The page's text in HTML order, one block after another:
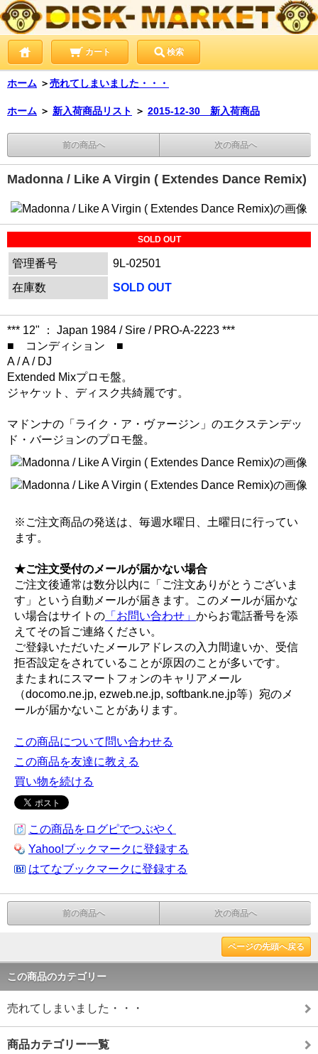
カート 検索
ホーム ＞売れてしまいました・・・
ホーム ＞ 新入荷商品リスト ＞ 2015-12-30 新入荷商品
前の商品へ 次の商品へ
Madonna / Like A Virgin ( Extendes Dance Remix)
SOLD OUT
管理番号
9L-02501
在庫数
SOLD OUT
*** 12" ： Japan 1984 / Sire / PRO-A-2223 ***
■ コンディション ■
A / A / DJ
Extended Mixプロモ盤。
ジャケット、ディスク共綺麗です。
マドンナの「ライク・ア・ヴァージン」のエクステンデッ
ド・バージョンのプロモ盤。
※ご注文商品の発送は、毎週水曜日、土曜日に行ってい
ます。
★ご注文受付のメールが届かない場合
ご注文後通常は数分以内に「ご注文ありがとうございま
す」という自動メールが届きます。このメールが届かな
い場合はサイトの 「お問い合わせ」 からお電話番号を添
えてその旨ご連絡ください。
ご登録いただいたメールアドレスの入力間違いか、受信
拒否設定をされていることが原因のことが多いです。
またまれにスマートフォンのキャリアメール
（docomo.ne.jp, ezweb.ne.jp, softbank.ne.jp等）宛のメ
ールが届かないことがあります。
この商品について問い合わせる
この商品を友達に教える
買い物を続ける
この商品をログピでつぶやく
Yahoo!ブックマークに登録する
はてなブックマークに登録する
前の商品へ 次の商品へ
ページの先頭へ戻る
この商品のカテゴリー
売れてしまいました・・・
商品カテゴリー一覧